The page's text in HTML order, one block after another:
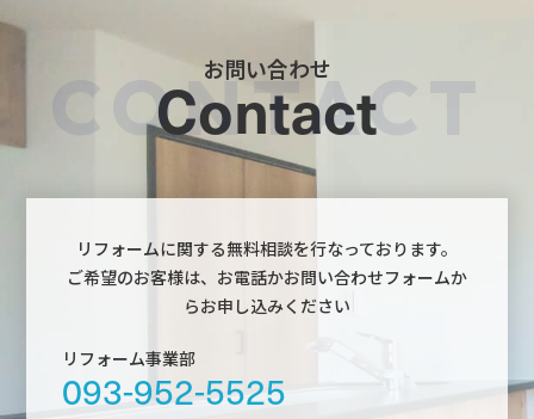
お問い合わせ
Contact
リフォームに関する無料相談を行なっております。
ご希望のお客様は、お電話かお問い合わせフォームか
らお申し込みください
リフォーム事業部
093-952-5525